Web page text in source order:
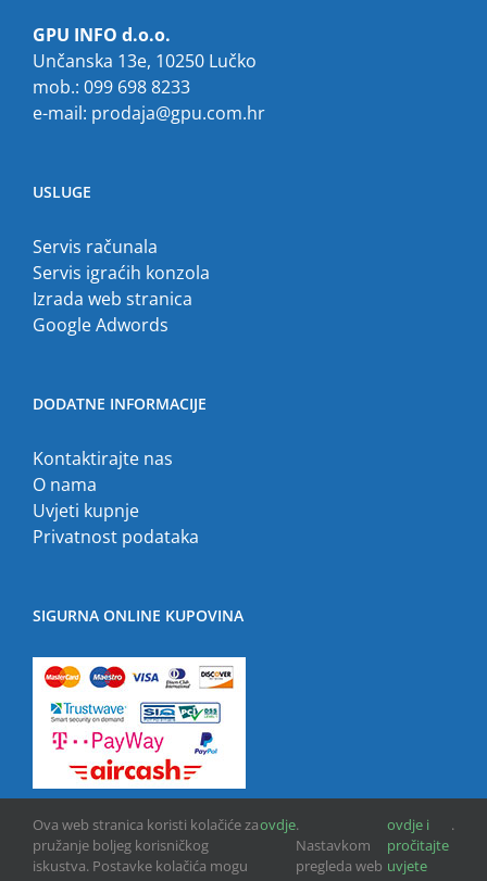
GPU INFO d.o.o.
Unčanska 13e, 10250 Lučko
mob.: 099 698 8233
e-mail: prodaja@gpu.com.hr
USLUGE
Servis računala
Servis igraćih konzola
Izrada web stranica
Google Adwords
DODATNE INFORMACIJE
Kontaktirajte nas
O nama
Uvjeti kupnje
Privatnost podataka
SIGURNA ONLINE KUPOVINA
Ova web stranica koristi kolačiće za
pružanje boljeg korisničkog
iskustva. Postavke kolačića mogu
ovdje.
Nastavkom
pregleda web
ovdje i
pročitajte
uvjete
.